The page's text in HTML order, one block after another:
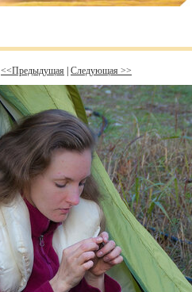
<<Предыдущая
Следующая >>